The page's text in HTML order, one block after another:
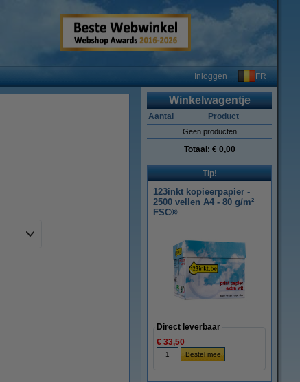
Inloggen FR
vergroten
Winkelwagentje
Aantal Product
Geen producten
Totaal: € 0,00
Tip!
123inkt kopieerpapier -
2500 vellen A4 - 80 g/m²
FSC®
Direct leverbaar
€ 33,50